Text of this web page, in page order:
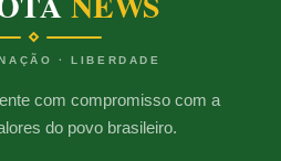
· LIBERDADE
com compromisso com a
do povo brasileiro.